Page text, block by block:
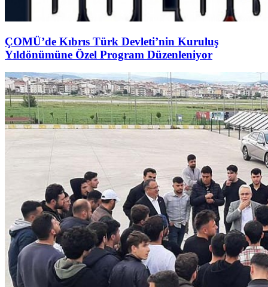
ÇOMÜ’de Kıbrıs Türk Devleti’nin Kuruluş
Yıldönümüne Özel Program Düzenleniyor